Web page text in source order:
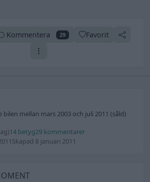
Kommentera 29 Favorit
bilen mellan mars 2003 och juli 2011 (såld)
14 betyg29 kommentarer
Skapad 8 januari 2011